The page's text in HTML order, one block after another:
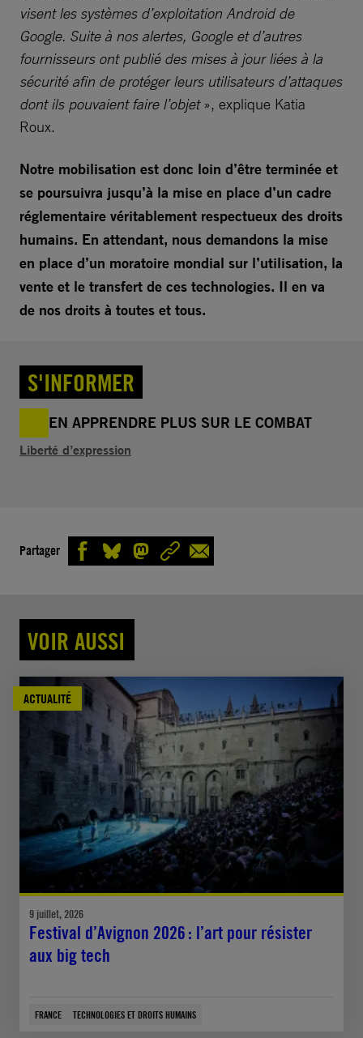
visent les systèmes d’exploitation Android de
Google. Suite à nos alertes, Google et d’autres
fournisseurs ont publié des mises à jour liées à la
sécurité afin de protéger leurs utilisateurs d’attaques
dont ils pouvaient faire l’objet», explique Katia
Roux.
Notre mobilisation est donc loin d’être terminée et
se poursuivra jusqu’à la mise en place d’un cadre
réglementaire véritablement respectueux des droits
humains. En attendant, nous demandons la mise
en place d’un moratoire mondial sur l’utilisation, la
vente et le transfert de ces technologies. Il en va
de nos droits à toutes et tous.
S'INFORMER
EN APPRENDRE PLUS SUR LE COMBAT
Liberté d’expression
Partager
VOIR AUSSI
ACTUALITÉ
9 juillet, 2026
Festival d’Avignon 2026 : l’art pour résister
aux big tech
FRANCE TECHNOLOGIES ET DROITS HUMAINS